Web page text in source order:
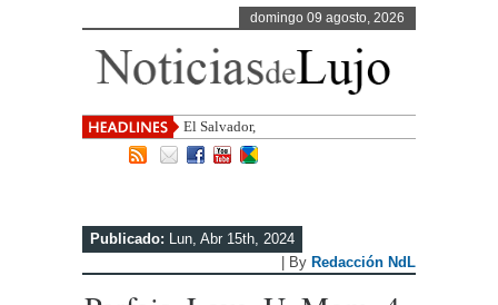
domingo 09 agosto, 2026
El Salvador, uno de los destinos c
Publicado: Lun, Abr 15th, 2024
| By Redacción NdL